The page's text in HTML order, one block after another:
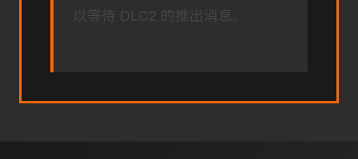
以等待 DLC2 的推出消息。